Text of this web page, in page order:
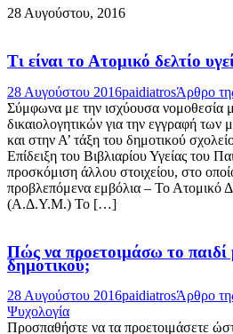
28 Αυγούστου, 2016
Τι είναι το Ατομικό δελτίο
28 Αυγούστου 2016paidiatrosΆρθρο
Σύμφωνα με την ισχύουσα νομοθεσία
δικαιολογητικών για την εγγραφή των
και στην Α’ τάξη του δημοτικού
Επίδειξη του Βιβλιαρίου Υγείας του
προσκόμιση άλλου στοιχείου, στο
προβλεπόμενα εμβόλια – Το Ατομικό
(Α.Δ.Υ.Μ.) Το […]
Πώς να προετοιμάσω το παιδί
δημοτικού;
28 Αυγούστου 2016paidiatrosΆρθρο
Ψυχολογία
Προσπαθήστε να τα προετοιμάσετε